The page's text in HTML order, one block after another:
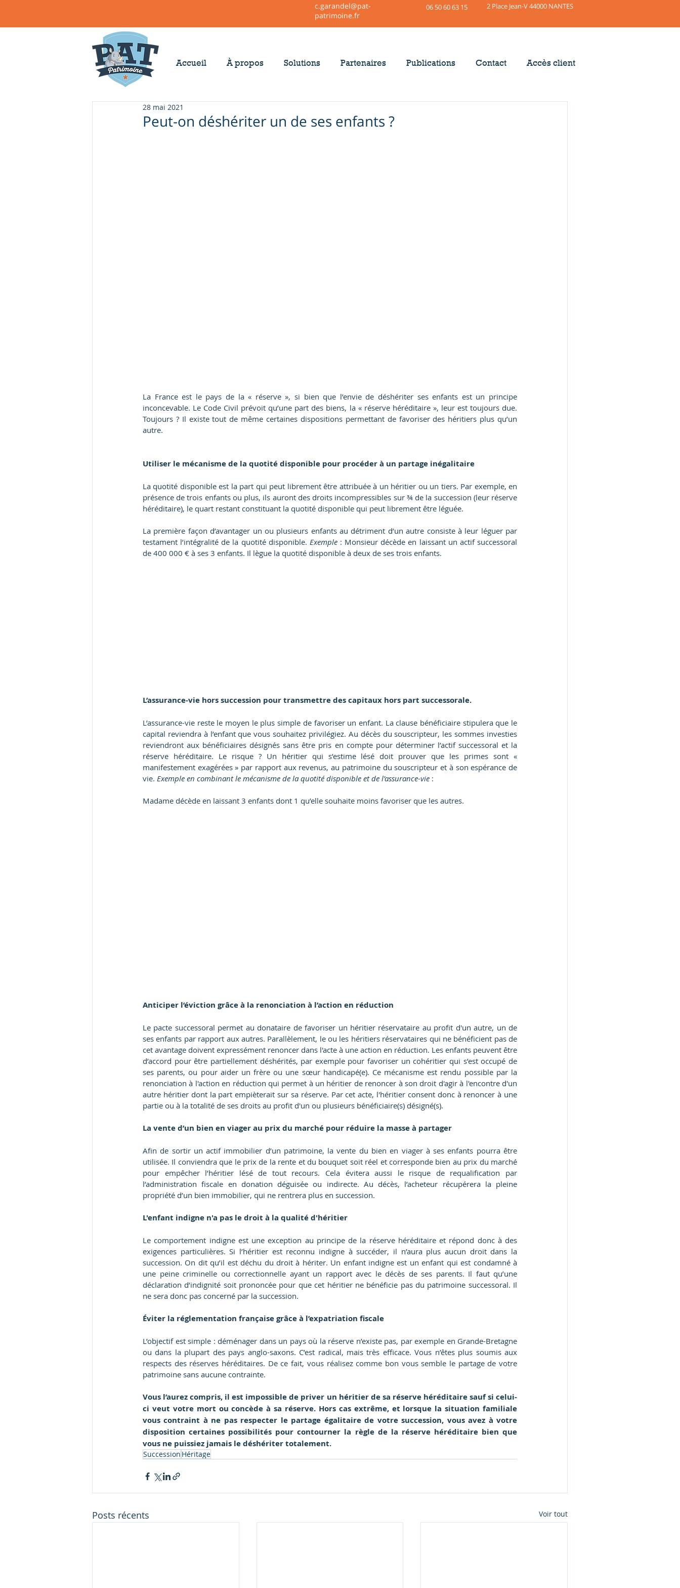
c.garandel@pat-
patrimoine.fr
06 50 60 63 15 2 Place Jean-V 44000 NANTES
Accueil À propos Solutions Partenaires Publications Contact Accès client
Peut-on déshériter un de ses enfants ?
28 mai 2021
La France est le pays de la « réserve », si bien que l’envie de déshériter ses enfants est un principe
inconcevable. Le Code Civil prévoit qu’une part des biens, la « réserve héréditaire », leur est toujours due.
Toujours ? Il existe tout de même certaines dispositions permettant de favoriser des héritiers plus qu’un
autre.
Utiliser le mécanisme de la quotité disponible pour procéder à un partage inégalitaire
La quotité disponible est la part qui peut librement être attribuée à un héritier ou un tiers. Par exemple, en
présence de trois enfants ou plus, ils auront des droits incompressibles sur ¾ de la succession (leur réserve
héréditaire), le quart restant constituant la quotité disponible qui peut librement être léguée.
La première façon d’avantager un ou plusieurs enfants au détriment d’un autre consiste à leur léguer par
testament l’intégralité de la quotité disponible. Exemple : Monsieur décède en laissant un actif successoral
de 400 000 € à ses 3 enfants. Il lègue la quotité disponible à deux de ses trois enfants.
L’assurance-vie hors succession pour transmettre des capitaux hors part successorale.
L’assurance-vie reste le moyen le plus simple de favoriser un enfant. La clause bénéficiaire stipulera que le
capital reviendra à l’enfant que vous souhaitez privilégiez. Au décès du souscripteur, les sommes investies
reviendront aux bénéficiaires désignés sans être pris en compte pour déterminer l’actif successoral et la
réserve héréditaire. Le risque ? Un héritier qui s’estime lésé doit prouver que les primes sont «
manifestement exagérées » par rapport aux revenus, au patrimoine du souscripteur et à son espérance de
vie. Exemple en combinant le mécanisme de la quotité disponible et de l’assurance-vie :
Madame décède en laissant 3 enfants dont 1 qu’elle souhaite moins favoriser que les autres.
Anticiper l’éviction grâce à la renonciation à l’action en réduction
Le pacte successoral permet au donataire de favoriser un héritier réservataire au profit d'un autre, un de
ses enfants par rapport aux autres. Parallèlement, le ou les héritiers réservataires qui ne bénéficient pas de
cet avantage doivent expressément renoncer dans l'acte à une action en réduction. Les enfants peuvent être
d’accord pour être partiellement déshérités, par exemple pour favoriser un cohéritier qui s’est occupé de
ses parents, ou pour aider un frère ou une sœur handicapé(e). Ce mécanisme est rendu possible par la
renonciation à l'action en réduction qui permet à un héritier de renoncer à son droit d'agir à l'encontre d'un
autre héritier dont la part empièterait sur sa réserve. Par cet acte, l'héritier consent donc à renoncer à une
partie ou à la totalité de ses droits au profit d'un ou plusieurs bénéficiaire(s) désigné(s).
La vente d’un bien en viager au prix du marché pour réduire la masse à partager
Afin de sortir un actif immobilier d’un patrimoine, la vente du bien en viager à ses enfants pourra être
utilisée. Il conviendra que le prix de la rente et du bouquet soit réel et corresponde bien au prix du marché
pour empêcher l’héritier lésé de tout recours. Cela évitera aussi le risque de requalification par
l’administration fiscale en donation déguisée ou indirecte. Au décès, l’acheteur récupérera la pleine
propriété d’un bien immobilier, qui ne rentrera plus en succession.
L'enfant indigne n'a pas le droit à la qualité d'héritier
Le comportement indigne est une exception au principe de la réserve héréditaire et répond donc à des
exigences particulières. Si l’héritier est reconnu indigne à succéder, il n’aura plus aucun droit dans la
succession. On dit qu’il est déchu du droit à hériter. Un enfant indigne est un enfant qui est condamné à
une peine criminelle ou correctionnelle ayant un rapport avec le décès de ses parents. Il faut qu’une
déclaration d’indignité soit prononcée pour que cet héritier ne bénéficie pas du patrimoine successoral. Il
ne sera donc pas concerné par la succession.
Éviter la réglementation française grâce à l’expatriation fiscale
L’objectif est simple : déménager dans un pays où la réserve n’existe pas, par exemple en Grande-Bretagne
ou dans la plupart des pays anglo-saxons. C’est radical, mais très efficace. Vous n’êtes plus soumis aux
respects des réserves héréditaires. De ce fait, vous réalisez comme bon vous semble le partage de votre
patrimoine sans aucune contrainte.
Vous l’aurez compris, il est impossible de priver un héritier de sa réserve héréditaire sauf si celui-
ci veut votre mort ou concède à sa réserve. Hors cas extrême, et lorsque la situation familiale
vous contraint à ne pas respecter le partage égalitaire de votre succession, vous avez à votre
disposition certaines possibilités pour contourner la règle de la réserve héréditaire bien que
vous ne puissiez jamais le déshériter totalement.
Succession Héritage
Posts récents Voir tout